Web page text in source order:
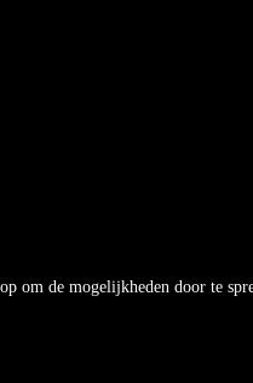
om de mogelijkheden door te